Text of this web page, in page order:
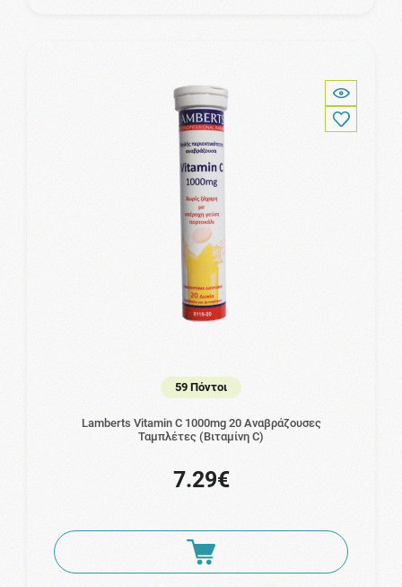
59 Πόντοι
Lamberts Vitamin C 1000mg 20 Αναβράζουσες
Ταμπλέτες (Βιταμίνη C)
7.29€